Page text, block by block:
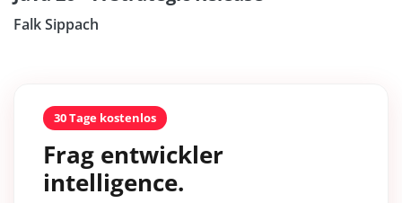
Falk Sippach
30 Tage kostenlos
Frag entwickler
intelligence.